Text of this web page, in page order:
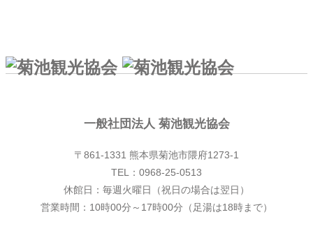
一般社団法人 菊池観光協会一般社団法人 菊池観光協会
〒861-1331 熊本県菊池市隈府1273-1
TEL：0968-25-0513
休館日：毎週火曜日（祝日の場合は翌日）
営業時間：10時00分～17時00分（足湯は18時まで）